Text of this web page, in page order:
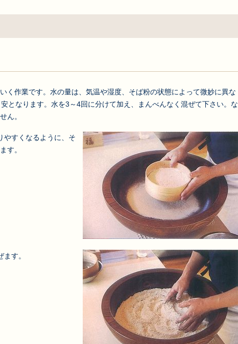
く作業です。水の量は、気温や湿度、そば粉の状態によって微妙に異な
となります。水を3～4回に分けて加え、まんべんなく混ぜて下さい。な
ん。
やすくなるように、そ
す。
す。